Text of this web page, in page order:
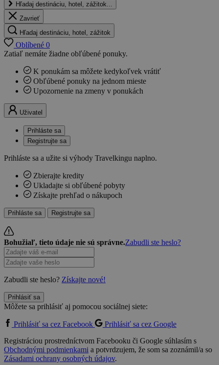
Hľadaj destináciu, hotel, zážitok...
Zavrieť
Hľadaj destináciu, hotel, zážitok
Oblíbené 0
Zatiaľ nemáte žiadne obľúbené ponuky.
K ponukám sa môžete kedykoľvek vrátiť
Obľúbené ponuky na jednom mieste
Upozornenie na zmeny v ponukách
Uživatel
Prihláste sa
Registrujte sa
Prihláste sa a užite si výhody Travelkingu naplno.
Zbierajte kredity
Ukladajte si obľúbené pobyty
Získajte prehľad o nákupoch
Prihláste sa Registrujte sa
Bohužiaľ, tieto údaje nie sú správne.Zabudli ste heslo?
Zabudli ste heslo? Získajte nové!
Prihlásiť sa
Môžete sa prihlásiť aj pomocou sociálnej siete:
Prihlásiť sa cez Facebook
Prihlásiť sa cez Google
Registráciou prostredníctvom Facebooku či Google súhlasím s
Obchodnými podmienkami a potvrdzujem, že som sa zoznámil/a so
Zásadami ochrany osobných údajov.